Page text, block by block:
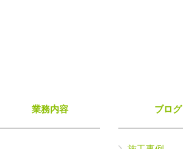
業務内容 ブログ